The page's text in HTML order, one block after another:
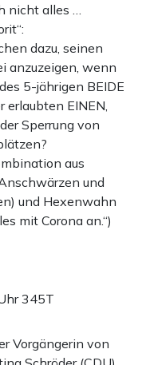
nicht alles …
dazu, seinen
anzuzeigen, wenn
5-jährigen BEIDE
EINEN,
Sperrung von
aus
und
und Hexenwahn
mit Corona an.“)
345T
Vorgängerin von